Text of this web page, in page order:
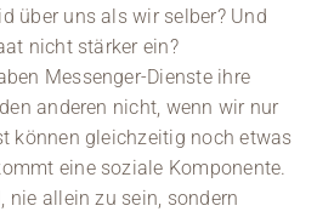
über uns als wir selber? Und
nicht stärker ein?
Messenger-Dienste ihre
anderen nicht, wenn wir nur
können gleichzeitig noch etwas
eine soziale Komponente.
nie allein zu sein, sondern